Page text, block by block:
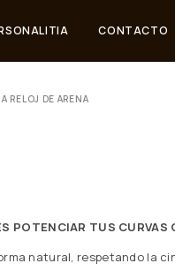
CONTACTO
RELOJ DE ARENA
POTENCIAR TUS CURVAS
natural, respetando la